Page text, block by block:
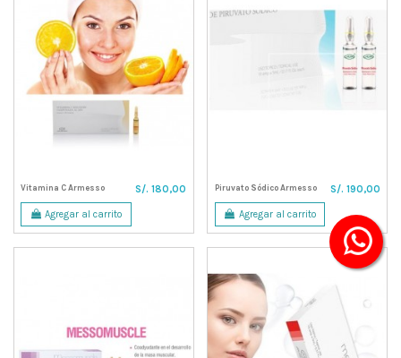
Vitamina C Armesso S/. 180,00
Agregar al carrito
Piruvato Sódico Armesso S/. 190,00
Agregar al carrito